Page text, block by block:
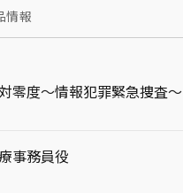
情報
零度～情報犯罪緊急捜査～
事務員役